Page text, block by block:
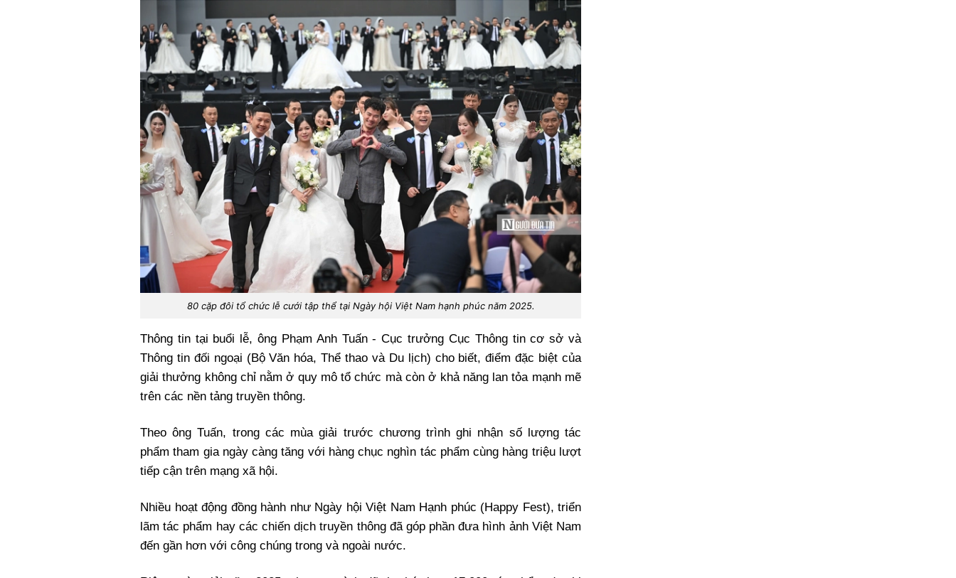
80 cặp đôi tổ chức lễ cưới tập thể tại Ngày hội Việt Nam hạnh phúc năm 2025.
Thông tin tại buổi lễ, ông Phạm Anh Tuấn - Cục trưởng Cục Thông tin cơ sở và
Thông tin đối ngoại (Bộ Văn hóa, Thể thao và Du lịch) cho biết, điểm đặc biệt của
giải thưởng không chỉ nằm ở quy mô tổ chức mà còn ở khả năng lan tỏa mạnh mẽ
trên các nền tảng truyền thông.
Theo ông Tuấn, trong các mùa giải trước chương trình ghi nhận số lượng tác
phẩm tham gia ngày càng tăng với hàng chục nghìn tác phẩm cùng hàng triệu lượt
tiếp cận trên mạng xã hội.
Nhiều hoạt động đồng hành như Ngày hội Việt Nam Hạnh phúc (Happy Fest), triển
lãm tác phẩm hay các chiến dịch truyền thông đã góp phần đưa hình ảnh Việt Nam
đến gần hơn với công chúng trong và ngoài nước.